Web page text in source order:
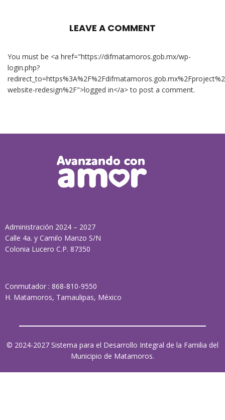
LEAVE A COMMENT
You must be <a href="https://difmatamoros.gob.mx/wp-
login.php?
website-redesign%2F">logged in</a> to post a comment.
Administración 2024 – 2027
Calle 4a. y Camilo Manzo S/N
Colonia Lucero C.P. 87350
Conmutador : 868-810-9550
H. Matamoros, Tamaulipas, México
© 2024-2027 Sistema para el Desarrollo Integral de la Familia del
Municipio de Matamoros.